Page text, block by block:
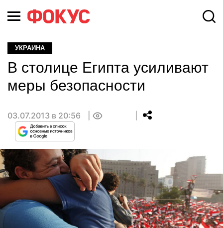
УКРАИНА
В столице Египта усиливают
меры безопасности
03.07.2013 в 20:56